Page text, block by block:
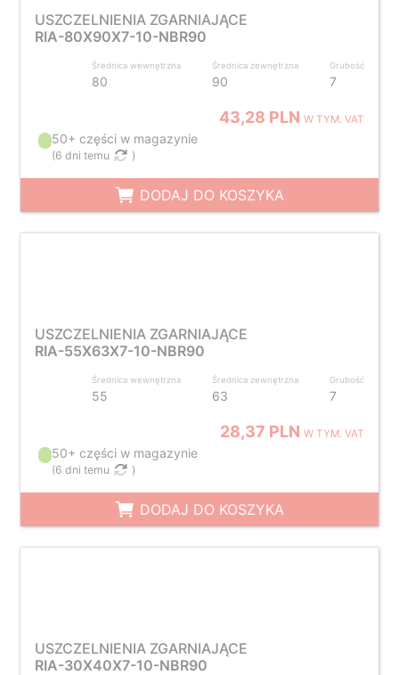
USZCZELNIENIA ZGARNIAJĄCE
RIA-80X90X7-10-NBR90
Średnica wewnętrzna
80
Średnica zewnętrzna
90
Grubość
7
43,28 PLNW TYM. VAT
50+ części w magazynie
(6 dni temu )
DODAJ DO KOSZYKA
USZCZELNIENIA ZGARNIAJĄCE
RIA-55X63X7-10-NBR90
Średnica wewnętrzna
55
Średnica zewnętrzna
63
Grubość
7
28,37 PLNW TYM. VAT
50+ części w magazynie
(6 dni temu )
DODAJ DO KOSZYKA
USZCZELNIENIA ZGARNIAJĄCE
RIA-30X40X7-10-NBR90